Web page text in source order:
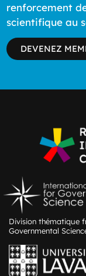
renforcement
scientifique au
DEVENEZ
Division thématique
Governmental